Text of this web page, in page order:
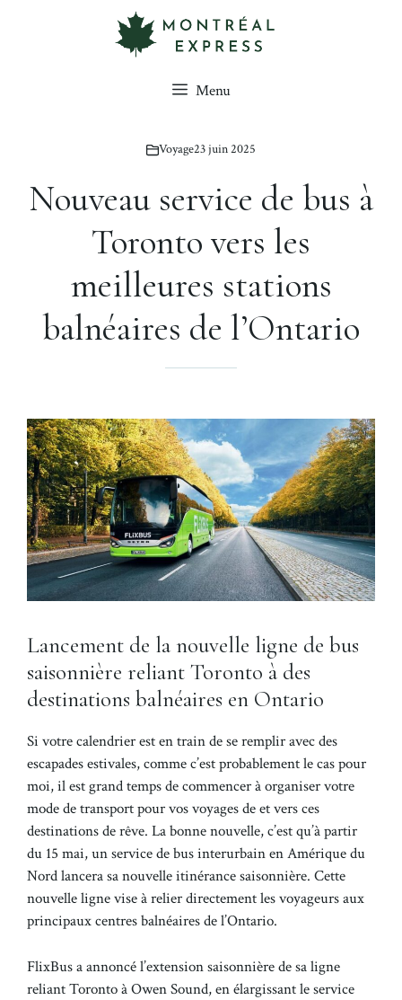
Menu
Voyage23 juin 2025
Nouveau service de bus à
Toronto vers les
meilleures stations
balnéaires de l’Ontario
Lancement de la nouvelle ligne de bus
saisonnière reliant Toronto à des
destinations balnéaires en Ontario
Si votre calendrier est en train de se remplir avec des
escapades estivales, comme c’est probablement le cas pour
moi, il est grand temps de commencer à organiser votre
mode de transport pour vos voyages de et vers ces
destinations de rêve. La bonne nouvelle, c’est qu’à partir
du 15 mai, un service de bus interurbain en Amérique du
Nord lancera sa nouvelle itinérance saisonnière. Cette
nouvelle ligne vise à relier directement les voyageurs aux
principaux centres balnéaires de l’Ontario.
FlixBus a annoncé l’extension saisonnière de sa ligne
reliant Toronto à Owen Sound, en élargissant le service